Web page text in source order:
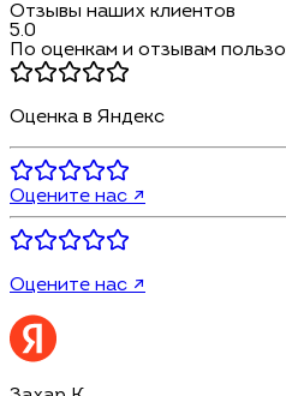
Отзывы наших клиентов
5.0
По оценкам и отзывам
Оценка в Яндекс
Оцените нас ↗
Оцените нас ↗